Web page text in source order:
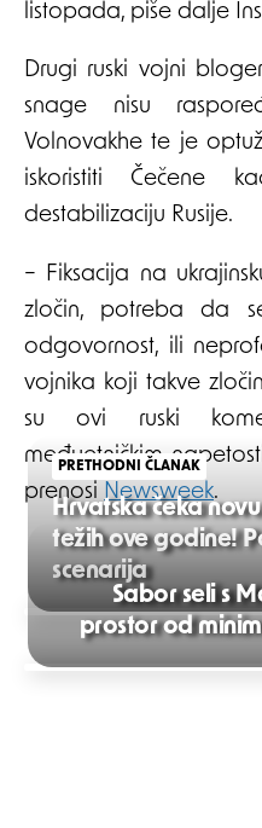
listopada, piše dalje
Drugi ruski vojni
snage nisu
Volnovakhe te je
iskoristiti Čečene
destabilizaciju Rusije.
– Fiksacija na
zločin, potreba da
odgovornost, ili
vojnika koji takve
su ovi ruski
međuetničkim
prenosi Newsweek.
Post
navigation
PRETHODNI ČLANAK
Hrvatska čeka
težih ove godine!
scenarija
Sabor seli s
prostor od